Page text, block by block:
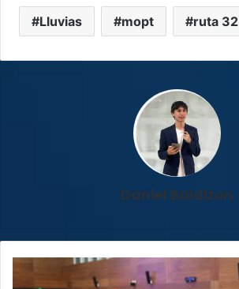
Lluvias mopt ruta 32
Daniel Baldizon
Presidencia